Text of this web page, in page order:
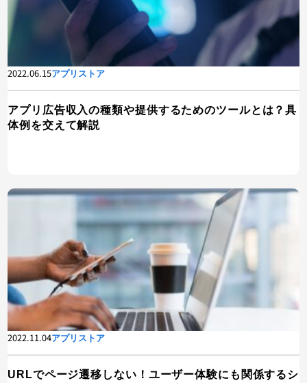
2022.06.15アプリストア
アプリ広告収入の種類や提供するためのツールとは？具
体例を交えて解説
2022.11.04アプリストア
URLでページ遷移しない！ユーザー体験にも関係するシ